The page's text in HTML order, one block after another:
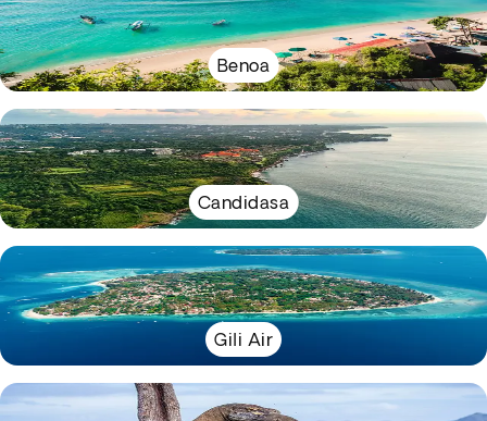
Benoa
Candidasa
Gili Air